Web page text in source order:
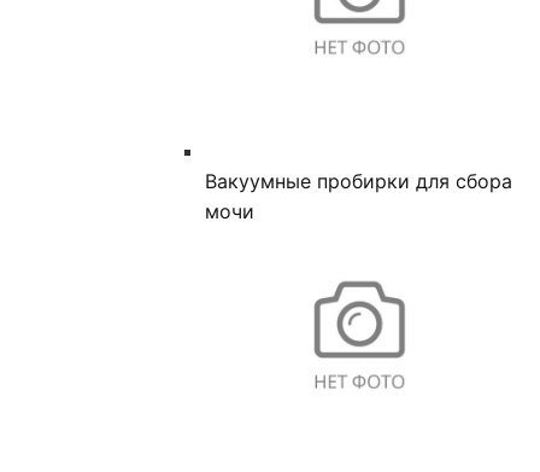
Вакуумные пробирки для сбора
мочи